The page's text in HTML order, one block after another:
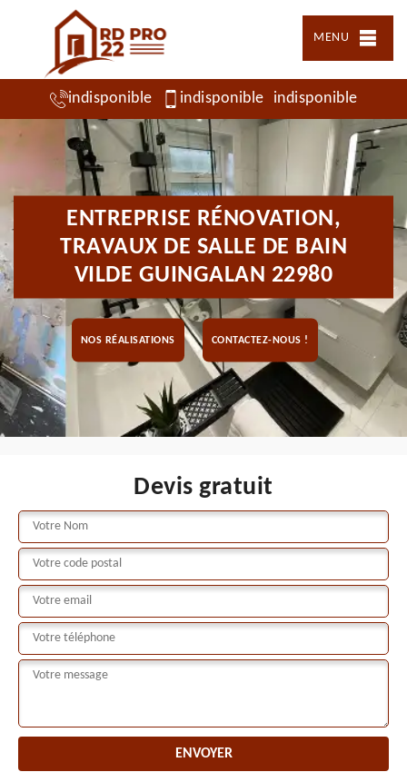
MENU
indisponible indisponible indisponible
ENTREPRISE RÉNOVATION,
TRAVAUX DE SALLE DE BAIN
VILDE GUINGALAN 22980
NOS RÉALISATIONS CONTACTEZ-NOUS !
Devis gratuit